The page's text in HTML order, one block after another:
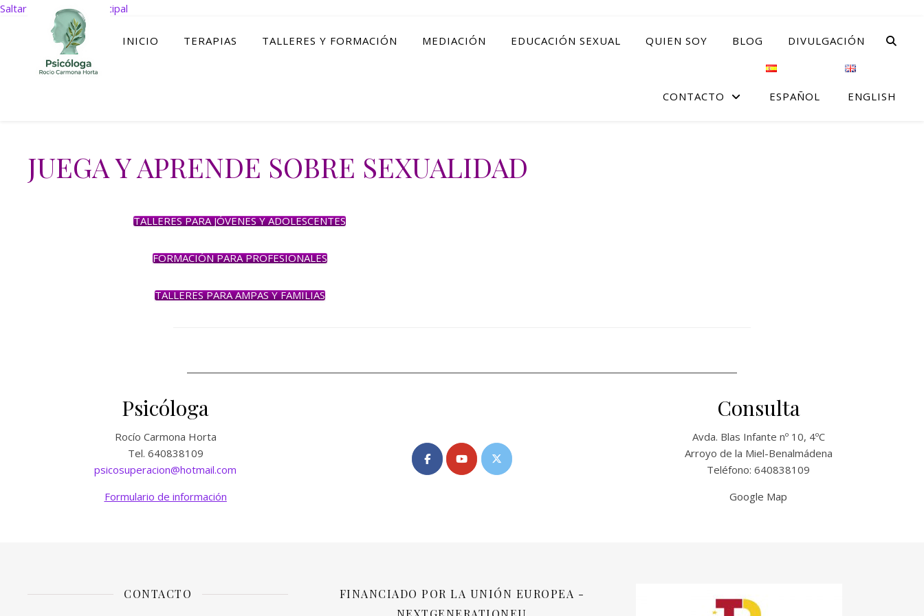
Saltar al contenido principal
INICIO TERAPIAS TALLERES Y FORMACIÓN MEDIACIÓN EDUCACIÓN SEXUAL QUIEN SOY BLOG DIVULGACIÓN
CONTACTO ESPAÑOL ENGLISH
JUEGA Y APRENDE SOBRE SEXUALIDAD
TALLERES PARA JÓVENES Y ADOLESCENTES
FORMACIÓN PARA PROFESIONALES
TALLERES PARA AMPAS Y FAMILIAS
Psicóloga
Rocío Carmona Horta
Tel. 640838109
psicosuperacion@hotmail.com
Formulario de información
Consulta
Avda. Blas Infante nº 10, 4ºC
Arroyo de la Miel-Benalmádena
Teléfono: 640838109
Google Map
CONTACTO
FINANCIADO POR LA UNIÓN EUROPEA -